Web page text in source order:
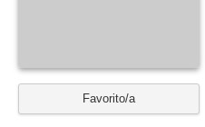
Favorito/a